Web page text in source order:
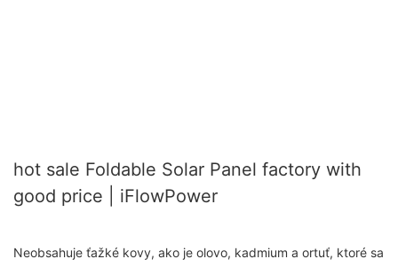
hot sale Foldable Solar Panel factory with
good price | iFlowPower
Neobsahuje ťažké kovy, ako je olovo, kadmium a ortuť, ktoré sa